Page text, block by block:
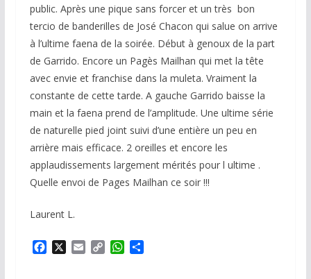
public. Après une pique sans forcer et un très bon
tercio de banderilles de José Chacon qui salue on arrive
à l’ultime faena de la soirée. Début à genoux de la part
de Garrido. Encore un Pagès Mailhan qui met la tête
avec envie et franchise dans la muleta. Vraiment la
constante de cette tarde. A gauche Garrido baisse la
main et la faena prend de l’amplitude. Une ultime série
de naturelle pied joint suivi d’une entière un peu en
arrière mais efficace. 2 oreilles et encore les
applaudissements largement mérités pour l ultime .
Quelle envoi de Pages Mailhan ce soir !!!
Laurent L.
W